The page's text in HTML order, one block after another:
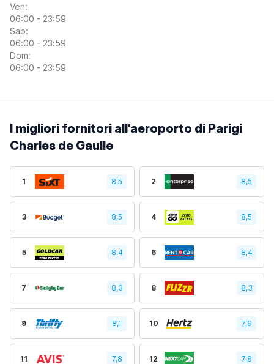
Ven:
06:00 - 23:59
Sab:
06:00 - 23:59
Dom:
06:00 - 23:59
I migliori fornitori all’aeroporto di Parigi
Charles de Gaulle
1 8,5 2 8,5
3 8,5 4 8,5
5 8,4 6 8,4
7 8,3 8 8,3
9 8,1 10 7,9
11 7,8 12 7,8